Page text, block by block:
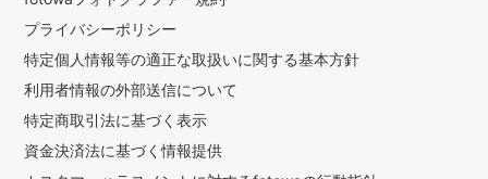
プライバシーポリシー
特定個人情報等の適正な取扱いに関する基本方針
利用者情報の外部送信について
特定商取引法に基づく表示
資金決済法に基づく情報提供